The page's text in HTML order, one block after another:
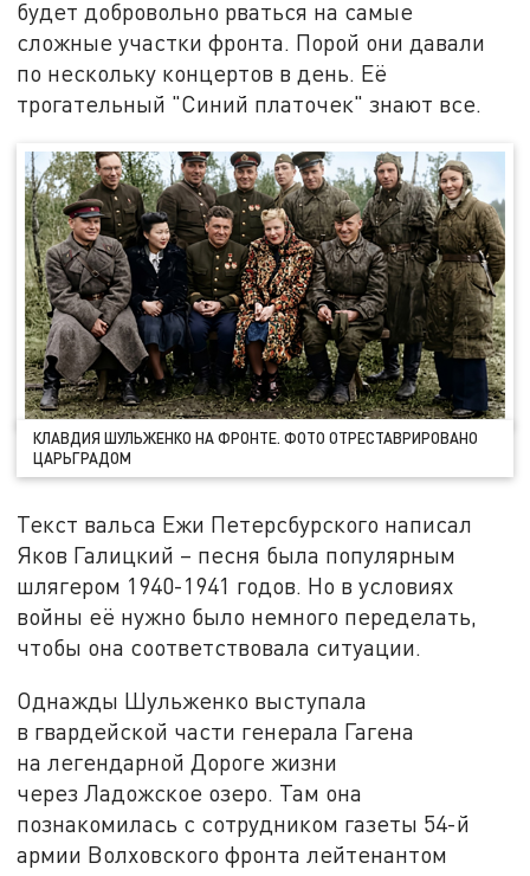
будет добровольно рваться на самые
сложные участки фронта. Порой они давали
по нескольку концертов в день. Её
трогательный "Синий платочек" знают все.
КЛАВДИЯ ШУЛЬЖЕНКО НА ФРОНТЕ. ФОТО ОТРЕСТАВРИРОВАНО
ЦАРЬГРАДОМ
Текст вальса Ежи Петерсбурского написал
Яков Галицкий – песня была популярным
шлягером 1940-1941 годов. Но в условиях
войны её нужно было немного переделать,
чтобы она соответствовала ситуации.
Однажды Шульженко выступала
в гвардейской части генерала Гагена
на легендарной Дороге жизни
через Ладожское озеро. Там она
познакомилась с сотрудником газеты 54-й
армии Волховского фронта лейтенантом